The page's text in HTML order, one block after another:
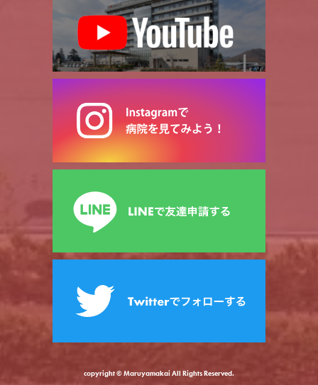
copyright © Maruyamakai All Rights Reserved.